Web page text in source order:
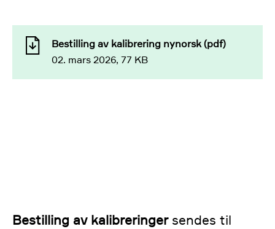
Bestilling av kalibrering nynorsk (pdf)
02. mars 2026, 77 KB
Bestilling av kalibreringersendes til